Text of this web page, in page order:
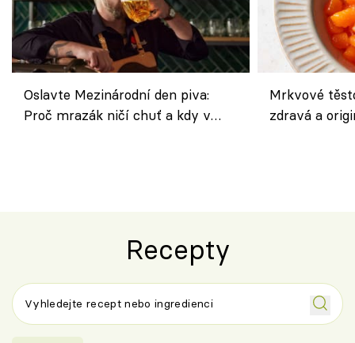
Oslavte Mezinárodní den piva:
Proč mrazák ničí chuť a kdy v
Mrkvové
zdravá a
Recepty